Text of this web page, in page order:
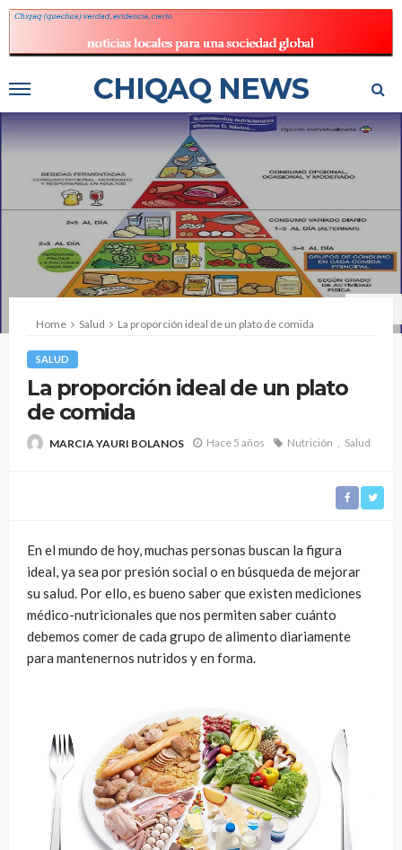
CHIQAQ NEWS
Home
Salud La proporción ideal de un plato de comida
SALUD
La proporción ideal de un plato
de comida
MARCIA YAURI BOLANOS Hace 5 años Nutrición Salud
En el mundo de hoy, muchas personas buscan la figura
ideal, ya sea por presión social o en búsqueda de mejorar
su salud. Por ello, es bueno saber que existen mediciones
médico-nutricionales que nos permiten saber cuánto
debemos comer de cada grupo de alimento diariamente
para mantenernos nutridos y en forma.